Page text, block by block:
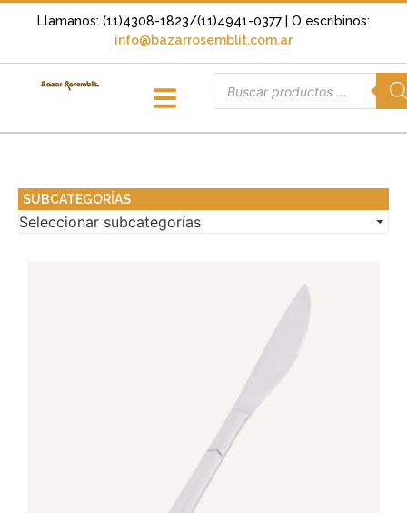
Llamanos: (11)4308-1823/(11)4941-0377
| O escribinos:
info@bazarrosemblit.com.ar
SUBCATEGORÍAS
Seleccionar subcategorías